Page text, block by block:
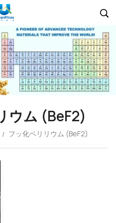
ウム (BeF2)
/ フッ化ベリリウム (BeF2)